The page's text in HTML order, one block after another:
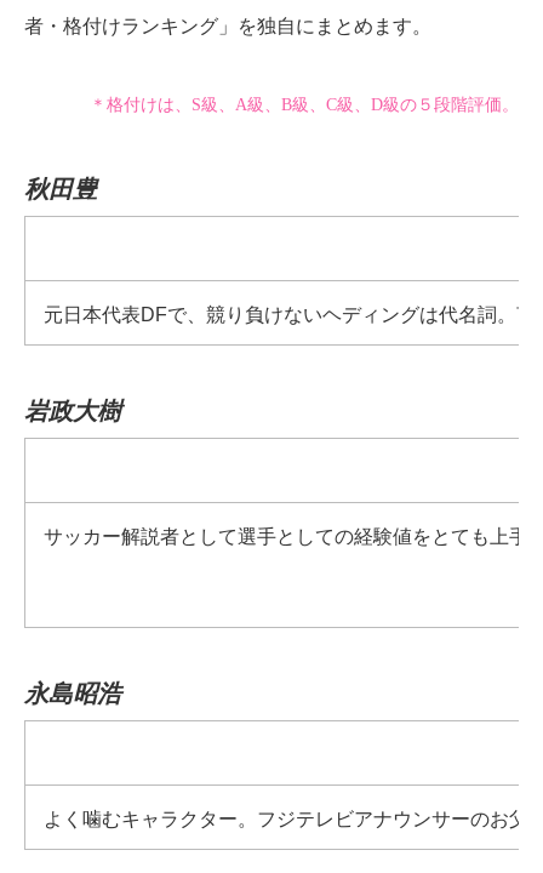
者・格付けランキング」を独自にまとめます。
＊格付けは、S級、A級、B級、C級、D級の５段階評価。
秋田豊
元日本代表DFで、競り負けないヘディングは代名詞。
岩政大樹
サッカー解説者として選手としての経験値をとても上
永島昭浩
よく噛むキャラクター。フジテレビアナウンサーのお